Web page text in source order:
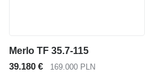
Merlo TF 35.7-115
39.180 €
169.000 PLN